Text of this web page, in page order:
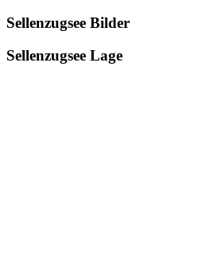
Sellenzugsee Bilder
Sellenzugsee Lage